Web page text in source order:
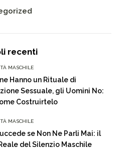
recenti
MASCHILE
Hanno un Rituale di
Sessuale, gli Uomini No:
Costruirtelo
MASCHILE
se Non Ne Parli Mai: il
del Silenzio Maschile